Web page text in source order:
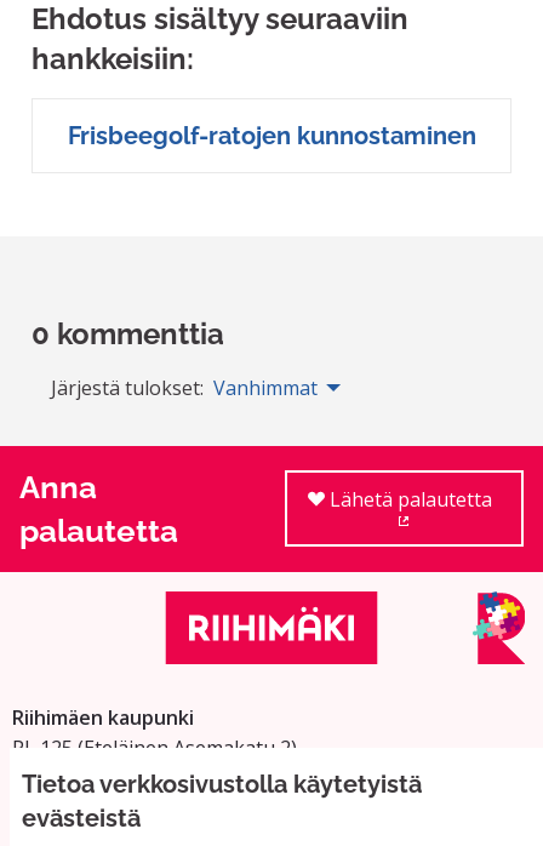
Tietoa verkkosivustolla käytetyistä
evästeistä
Ehdotus sisältyy seuraaviin
hankkeisiin:
Frisbeegolf-ratojen kunnostaminen
0 kommenttia
Järjestä tulokset: Vanhimmat
Anna
palautetta
Lähetä palautetta
Riihimäen kaupunki
PL 125 (Eteläinen Asemakatu 2)
11101 Riihimäki
Vaihde: 019 758 4000